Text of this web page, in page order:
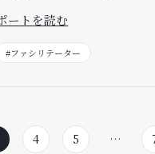
ートを読む
#ファシリテーター
4 5 …